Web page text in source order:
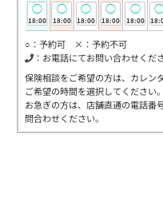
◯
18:00
◯
18:00
◯
18:00
◯
18:00
◯
18:00
○：予約可 ×：予約不可
：お電話にてお問い合わせくだ
保険相談をご希望の方は、カレン
ご希望の時間を選択してください。
お急ぎの方は、店舗直通の電話番
問合わせください。